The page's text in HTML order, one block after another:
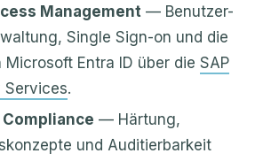
Management — Benutzer-
Single Sign-on und die
Microsoft Entra ID über die SAP
Services.
— Härtung,
und Auditierbarkeit